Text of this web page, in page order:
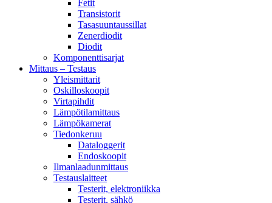
Fetit
Transistorit
Tasasuuntaussillat
Zenerdiodit
Diodit
Komponenttisarjat
Mittaus – Testaus
Yleismittarit
Oskilloskoopit
Virtapihdit
Lämpötilamittaus
Lämpökamerat
Tiedonkeruu
Dataloggerit
Endoskoopit
Ilmanlaadunmittaus
Testauslaitteet
Testerit, elektroniikka
Testerit, sähkö